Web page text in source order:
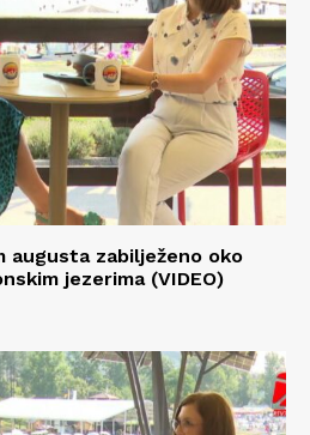
augusta zabilježeno oko
jezerima (VIDEO)